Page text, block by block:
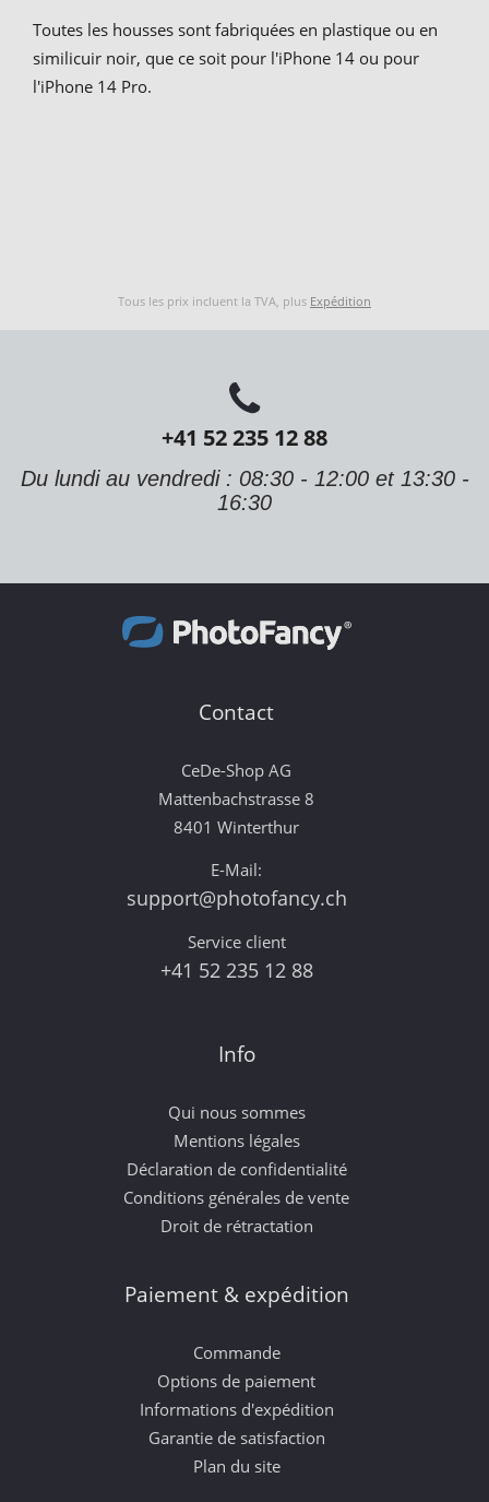
Toutes les housses sont fabriquées en plastique ou en
similicuir noir, que ce soit pour l'iPhone 14 ou pour
l'iPhone 14 Pro.
Tous les prix incluent la TVA, plus Expédition
+41 52 235 12 88
Du lundi au vendredi : 08:30 - 12:00 et 13:30 -
16:30
Contact
CeDe-Shop AG
Mattenbachstrasse 8
8401 Winterthur
E-Mail:
support@photofancy.ch
Service client
+41 52 235 12 88
Info
Qui nous sommes
Mentions légales
Déclaration de confidentialité
Conditions générales de vente
Droit de rétractation
Paiement & expédition
Commande
Options de paiement
Informations d'expédition
Garantie de satisfaction
Plan du site